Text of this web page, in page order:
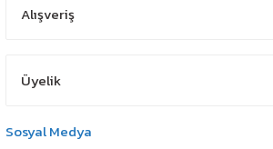
Alışveriş
Üyelik
Sosyal Medya